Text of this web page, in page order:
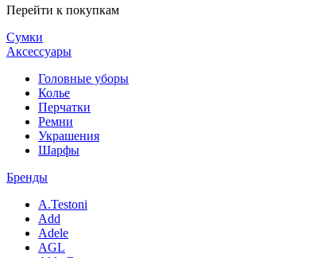
Перейти к покупкам
Сумки
Аксессуары
Головные уборы
Колье
Перчатки
Ремни
Украшения
Шарфы
Бренды
A.Testoni
Add
Adele
AGL